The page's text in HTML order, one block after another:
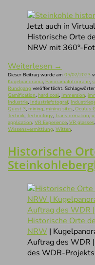
Jetzt auch in
Historische Orte
NRW mit 360°-
Weiterlesen →
Dieser Beitrag wurde am 05/02/2023
Kugelpanorama, Panoramafotografie,
Rundgang veröffentlicht.
Gamification, hard coal, Immersion,
Industrie, Industriefotograf,
Quest 3, mining, mining sites, Oculus
Technik, Technology, Transformation,
application, VR Experience, VR glasses,
Wissensvermittlung, Witten.
Historische
Historische Orte
NRW |
Auftrag des WDR
des WDR-Projekts